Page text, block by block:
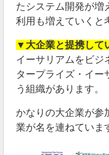
たシステム開発が増
利用も増えていくと
▼大企業と提携して
イーサリアムをビジ
タープライズ・イー
う組織があります。
かなりの大企業が参
業が名を連ねていま